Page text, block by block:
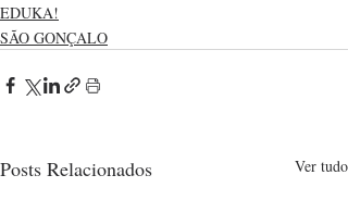
EDUKA!
SÃO GONÇALO
Posts Relacionados Ver tudo